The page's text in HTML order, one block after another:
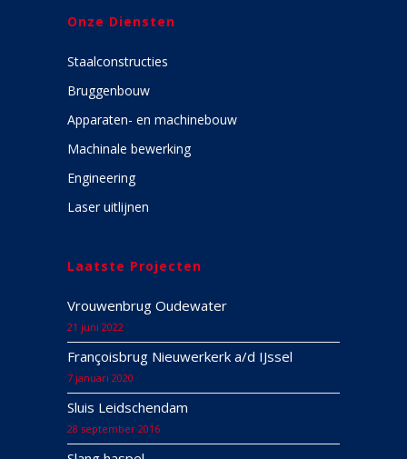
Onze Diensten
Staalconstructies
Bruggenbouw
Apparaten- en machinebouw
Machinale bewerking
Engineering
Laser uitlijnen
Laatste Projecten
Vrouwenbrug Oudewater
21 juni 2022
Françoisbrug Nieuwerkerk a/d IJssel
7 januari 2020
Sluis Leidschendam
28 september 2016